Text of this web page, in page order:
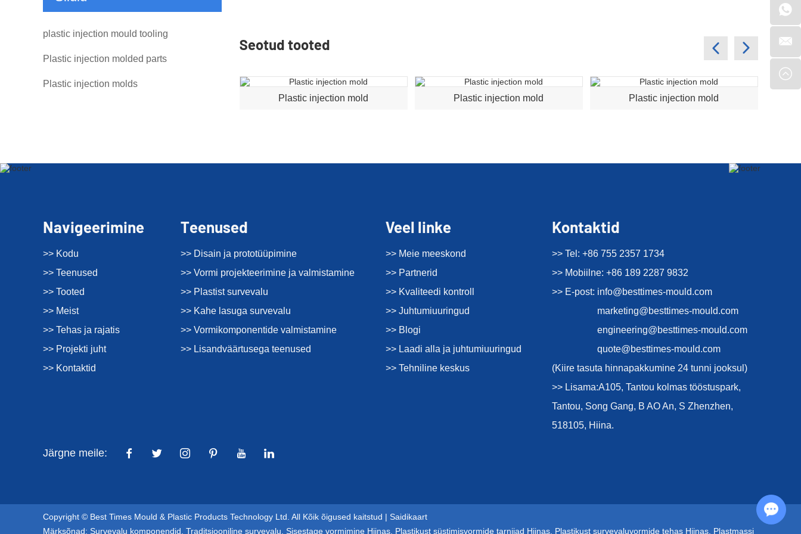
Seotud tooted
Plastic injection mold Plastic injection mold Plastic injection mold
plastic injection mould tooling
Plastic injection molded parts
Plastic injection molds
Navigeerimine
>> Kodu
>> Teenused
>> Tooted
>> Meist
>> Tehas ja rajatis
>> Projekti juht
>> Kontaktid
Teenused
>> Disain ja prototüüpimine
>> Vormi projekteerimine ja valmistamine
>> Plastist survevalu
>> Kahe lasuga survevalu
>> Vormikomponentide valmistamine
>> Lisandväärtusega teenused
Veel linke
>> Meie meeskond
>> Partnerid
>> Kvaliteedi kontroll
>> Juhtumiuuringud
>> Blogi
>> Laadi alla ja juhtumiuuringud
>> Tehniline keskus
Kontaktid
>> Tel: +86 755 2357 1734
>> Mobiilne: +86 189 2287 9832
>> E-post: info@besttimes-mould.com
marketing@besttimes-mould.com
engineering@besttimes-mould.com
quote@besttimes-mould.com
(Kiire tasuta hinnapakkumine 24 tunni jooksul)
>> Lisama:A105, Tantou kolmas tööstuspark,
Tantou, Song Gang, B AO An, S Zhenzhen,
518105, Hiina.
Järgne meile:
Copyright © Best Times Mould & Plastic Products Technology Ltd. All Kõik õigused kaitstud | Saidikaart
Märksõnad: Survevalu komponendid Traditsiooniline survevalu Sisestage vormimine Hiinas Plastikust süstimisvormide tarnijad Hiinas Plastikust survevaluvormide tehas Hiinas Plastmassi
Chat with Us